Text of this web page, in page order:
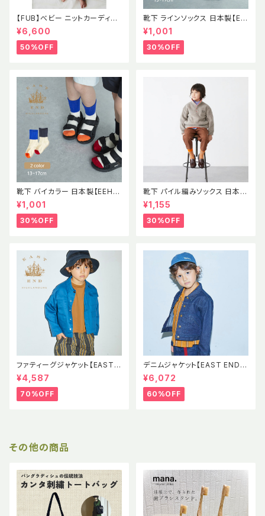
【FUB】べビー ニットカーディガ
ン ポンポン ポップコーン セー
ター ラムウール エコテックス認
証 2021AWBABY LAMBWOO
L CARDIGAN GRAY MELAN
¥6,600
50%OFF
靴下 ラインソックス 日本製【EE
H】イーストエンドハイランダー
ズ
¥1,001
30%OFF
靴下 バイカラー 日本製【EEH】
SS パイル素材 ソックス イース
トエンドハイランダーズ
¥1,001
30%OFF
靴下 パイル編みソックス 日本製
【EEH】 AW
¥1,155
30%OFF
ファティーグジャケット【EAST E
ND HIGHLANDERS】EEH SS
Fatigue Jacket
¥4,587
70%OFF
デニムジャケット【EAST END H
IGHLANDERS】EEH Denim J
acket 児島デニム
¥6,072
60%OFF
その他の商品